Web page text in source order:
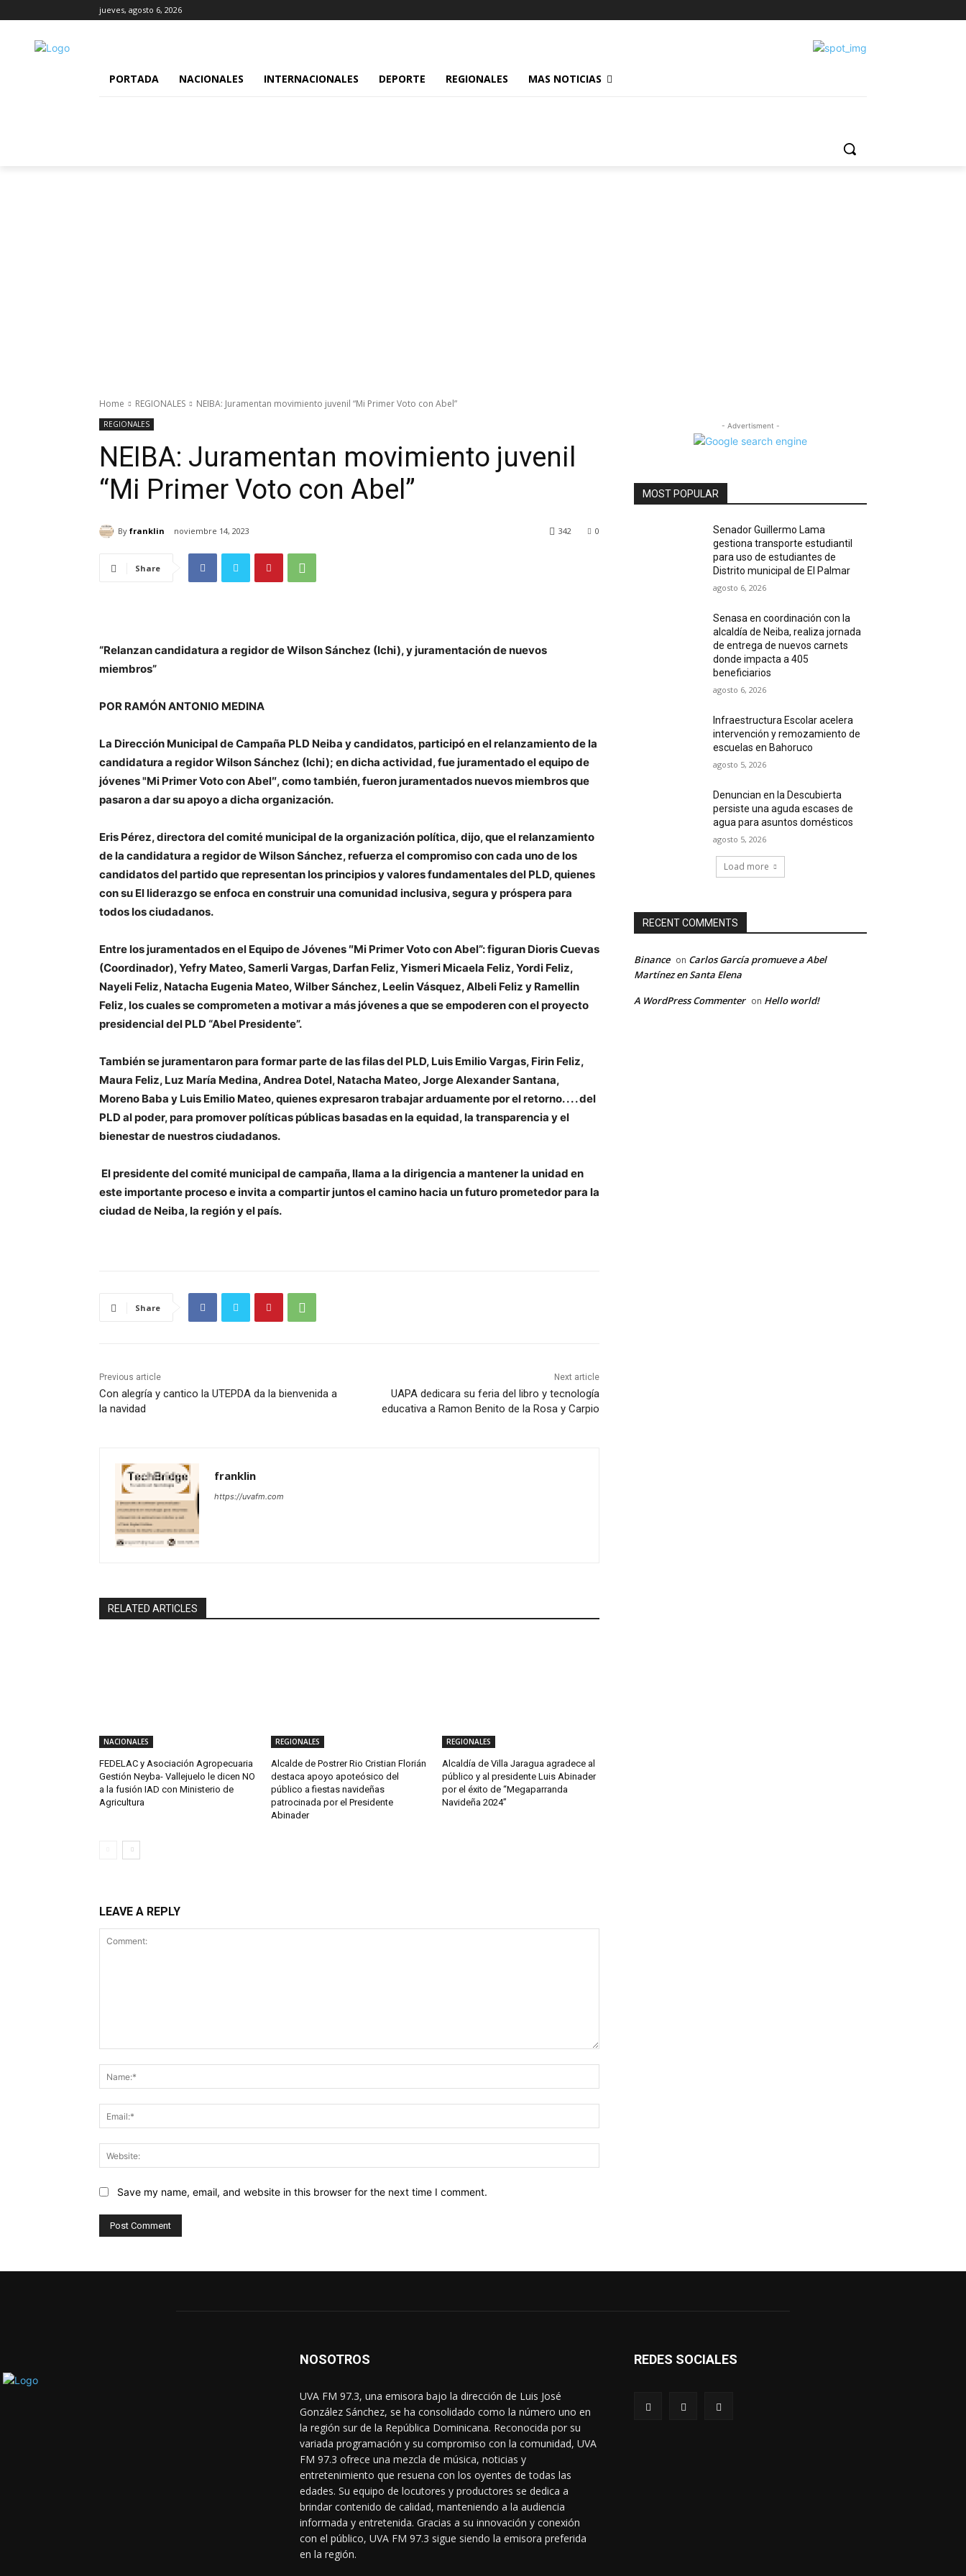
jueves, agosto 6, 2026
PORTADA NACIONALES INTERNACIONALES DEPORTE REGIONALES MAS NOTICIAS
Home REGIONALES NEIBA: Juramentan movimiento juvenil “Mi Primer Voto con Abel”
REGIONALES
NEIBA: Juramentan movimiento juvenil
“Mi Primer Voto con Abel”
By franklin noviembre 14, 2023 0
342
Share
“Relanzan candidatura a regidor de Wilson Sánchez (Ichi), y juramentación de nuevos
miembros”
POR RAMÓN ANTONIO MEDINA
La Dirección Municipal de Campaña PLD Neiba y candidatos, participó en el relanzamiento de la
candidatura a regidor Wilson Sánchez (Ichi); en dicha actividad, fue juramentado el equipo de
jóvenes "Mi Primer Voto con Abel″, como también, fueron juramentados nuevos miembros que
pasaron a dar su apoyo a dicha organización.
Eris Pérez, directora del comité municipal de la organización política, dijo, que el relanzamiento
de la candidatura a regidor de Wilson Sánchez, refuerza el compromiso con cada uno de los
candidatos del partido que representan los principios y valores fundamentales del PLD, quienes
con su El liderazgo se enfoca en construir una comunidad inclusiva, segura y próspera para
todos los ciudadanos.
Entre los juramentados en el Equipo de Jóvenes ″Mi Primer Voto con Abel”: figuran Dioris Cuevas
(Coordinador), Yefry Mateo, Samerli Vargas, Darfan Feliz, Yismeri Micaela Feliz, Yordi Feliz,
Nayeli Feliz, Natacha Eugenia Mateo, Wilber Sánchez, Leelin Vásquez, Albeli Feliz y Ramellin
Feliz, los cuales se comprometen a motivar a más jóvenes a que se empoderen con el proyecto
presidencial del PLD “Abel Presidente”.
También se juramentaron para formar parte de las filas del PLD, Luis Emilio Vargas, Firin Feliz,
Maura Feliz, Luz María Medina, Andrea Dotel, Natacha Mateo, Jorge Alexander Santana,
Moreno Baba y Luis Emilio Mateo, quienes expresaron trabajar arduamente por el retorno. ...del
PLD al poder, para promover políticas públicas basadas en la equidad, la transparencia y el
bienestar de nuestros ciudadanos.
El presidente del comité municipal de campaña, llama a la dirigencia a mantener la unidad en
este importante proceso e invita a compartir juntos el camino hacia un futuro prometedor para la
ciudad de Neiba, la región y el país.
Share
Previous article
Con alegría y cantico la UTEPDA da la bienvenida a
la navidad
Next article
UAPA dedicara su feria del libro y tecnología
educativa a Ramon Benito de la Rosa y Carpio
franklin
https://uvafm.com
RELATED ARTICLES
NACIONALES
FEDELAC y Asociación Agropecuaria
Gestión Neyba- Vallejuelo le dicen NO
a la fusión IAD con Ministerio de
Agricultura
REGIONALES
Alcalde de Postrer Rio Cristian Florián
destaca apoyo apoteósico del
público a fiestas navideñas
patrocinada por el Presidente
Abinader
REGIONALES
Alcaldía de Villa Jaragua agradece al
público y al presidente Luis Abinader
por el éxito de “Megaparranda
Navideña 2024”
LEAVE A REPLY
Save my name, email, and website in this browser for the next time I comment.
- Advertisment -
MOST POPULAR
Senador Guillermo Lama
gestiona transporte estudiantil
para uso de estudiantes de
Distrito municipal de El Palmar
agosto 6, 2026
Senasa en coordinación con la
alcaldía de Neiba, realiza jornada
de entrega de nuevos carnets
donde impacta a 405
beneficiarios
agosto 6, 2026
Infraestructura Escolar acelera
intervención y remozamiento de
escuelas en Bahoruco
agosto 5, 2026
Denuncian en la Descubierta
persiste una aguda escases de
agua para asuntos domésticos
agosto 5, 2026
Load more
RECENT COMMENTS
Binance on Carlos García promueve a Abel
Martínez en Santa Elena
A WordPress Commenter on Hello world!
NOSOTROS
UVA FM 97.3, una emisora bajo la dirección de Luis José
González Sánchez, se ha consolidado como la número uno en
la región sur de la República Dominicana. Reconocida por su
variada programación y su compromiso con la comunidad, UVA
FM 97.3 ofrece una mezcla de música, noticias y
entretenimiento que resuena con los oyentes de todas las
edades. Su equipo de locutores y productores se dedica a
brindar contenido de calidad, manteniendo a la audiencia
informada y entretenida. Gracias a su innovación y conexión
con el público, UVA FM 97.3 sigue siendo la emisora preferida
en la región.
REDES SOCIALES